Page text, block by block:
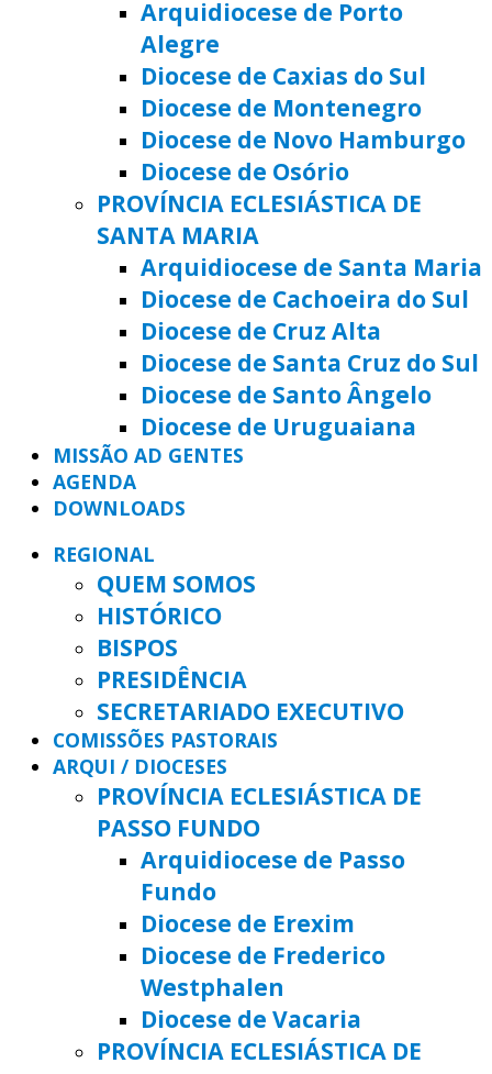
Arquidiocese de Porto
Alegre
Diocese de Caxias do Sul
Diocese de Montenegro
Diocese de Novo Hamburgo
Diocese de Osório
PROVÍNCIA ECLESIÁSTICA DE
SANTA MARIA
Arquidiocese de Santa Maria
Diocese de Cachoeira do Sul
Diocese de Cruz Alta
Diocese de Santa Cruz do Sul
Diocese de Santo Ângelo
Diocese de Uruguaiana
MISSÃO AD GENTES
AGENDA
DOWNLOADS
REGIONAL
QUEM SOMOS
HISTÓRICO
BISPOS
PRESIDÊNCIA
SECRETARIADO EXECUTIVO
COMISSÕES PASTORAIS
ARQUI / DIOCESES
PROVÍNCIA ECLESIÁSTICA DE
PASSO FUNDO
Arquidiocese de Passo
Fundo
Diocese de Erexim
Diocese de Frederico
Westphalen
Diocese de Vacaria
PROVÍNCIA ECLESIÁSTICA DE